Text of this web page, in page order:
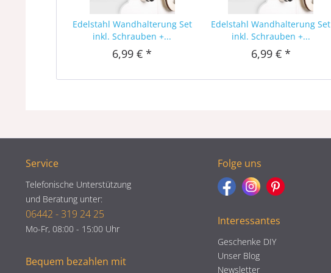
Edelstahl Wandhalterung Set
inkl. Schrauben +...
6,99 € *
Edelstahl Wandhalterung Set
inkl. Schrauben +...
6,99 € *
Service
Telefonische Unterstützung
und Beratung unter:
06442 - 319 24 25
Mo-Fr, 08:00 - 15:00 Uhr
Bequem bezahlen mit
Folge uns
Interessantes
Geschenke DIY
Unser Blog
Newsletter